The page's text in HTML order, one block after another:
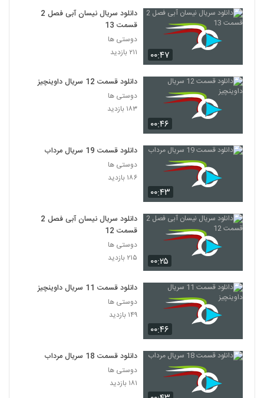
۰۰:۴۷
دانلود سریال نیسان آبی فصل 2
قسمت 13
دوستی ها
۲۱۱ بازدید
۰۰:۴۶
دانلود قسمت 12 سریال داوینچیز
دوستی ها
۱۸۳ بازدید
۰۰:۴۳
دانلود قسمت 19 سریال مرداب
دوستی ها
۱۸۶ بازدید
۰۰:۲۵
دانلود سریال نیسان آبی فصل 2
قسمت 12
دوستی ها
۲۱۵ بازدید
۰۰:۴۶
دانلود قسمت 11 سریال داوینچیز
دوستی ها
۱۴۹ بازدید
دانلود قسمت 18 سریال مرداب
دوستی ها
۱۸۱ بازدید